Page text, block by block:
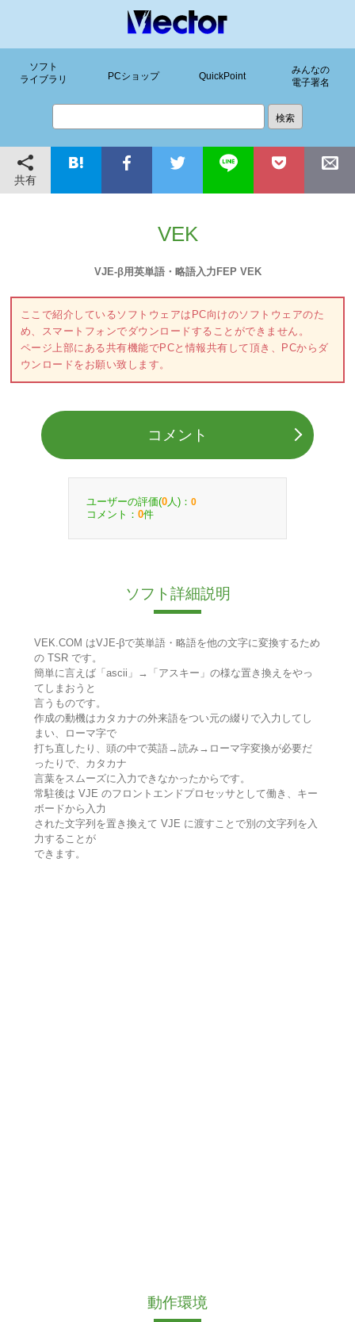
ソフト
ライブラリ
PCショップ QuickPoint
みんなの
電子署名
共有
VEK
VJE-β用英単語・略語入力FEP VEK
ここで紹介しているソフトウェアはPC向けのソフトウェアのた
め、スマートフォンでダウンロードすることができません。
ページ上部にある共有機能でPCと情報共有して頂き、PCからダ
ウンロードをお願い致します。
コメント
ユーザーの評価(0 人)： 0
コメント： 0件
ソフト詳細説明
VEK.COM はVJE-βで英単語・略語を他の文字に変換するため
の TSR です。
簡単に言えば「ascii」→「アスキー」の様な置き換えをやっ
てしまおうと
言うものです。
作成の動機はカタカナの外来語をつい元の綴りで入力してし
まい、ローマ字で
打ち直したり、頭の中で英語→読み→ローマ字変換が必要だ
ったりで、カタカナ
言葉をスムーズに入力できなかったからです。
常駐後は VJE のフロントエンドプロセッサとして働き、キー
ボードから入力
された文字列を置き換えて VJE に渡すことで別の文字列を入
力することが
できます。
動作環境